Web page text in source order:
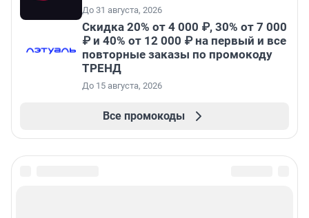
До 31 августа, 2026
Скидка 20% от 4 000 ₽, 30% от 7 000
₽ и 40% от 12 000 ₽ на первый и все
повторные заказы по промокоду
ТРЕНД
До 15 августа, 2026
Все промокоды